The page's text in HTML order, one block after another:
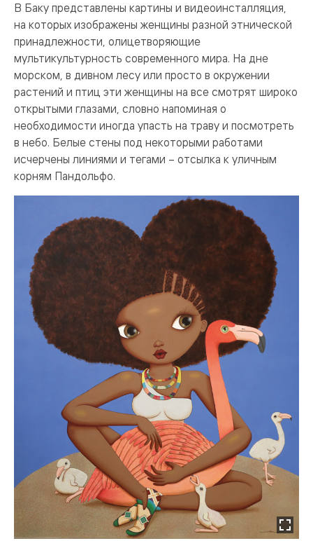
В Баку представлены картины и видеоинсталляция,
на которых изображены женщины разной этнической
принадлежности, олицетворяющие
мультикультурность современного мира. На дне
морском, в дивном лесу или просто в окружении
растений и птиц эти женщины на все смотрят широко
открытыми глазами, словно напоминая о
необходимости иногда упасть на траву и посмотреть
в небо. Белые стены под некоторыми работами
исчерчены линиями и тегами – отсылка к уличным
корням Пандольфо.